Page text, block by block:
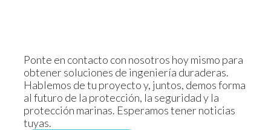
Ponte en contacto con nosotros hoy mismo para
obtener soluciones de ingeniería duraderas.
Hablemos de tu proyecto y, juntos, demos forma
al futuro de la protección, la seguridad y la
protección marinas. Esperamos tener noticias
tuyas.